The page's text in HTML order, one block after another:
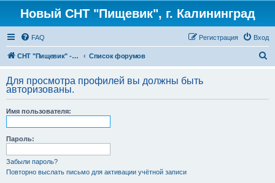
Новый СНТ "Пищевик", г. Калининград
FAQ Вход
Регистрация
СНТ "Пищевик" - возвращение на Главную страницу Список форумов
с
Для просмотра профилей вы должны быть
авторизованы.
Имя пользователя:
Пароль:
Забыли пароль?
Повторно выслать письмо для активации учётной записи